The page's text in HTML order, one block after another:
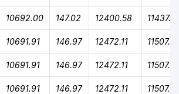
10692.00 147.02 12400.58
10691.91 146.97 12472.11 11507.81
10691.91 146.97 12472.11 11507.81
10691.91 146.97 12472.11 11507.81